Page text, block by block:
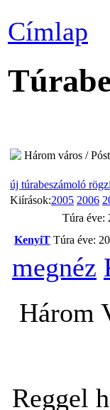
Címlap
Három város /
új túrabeszámoló
Kiírások:2005 2006
Túra éve:
KenyiT Túra éve:
megnéz
Három
Reggel